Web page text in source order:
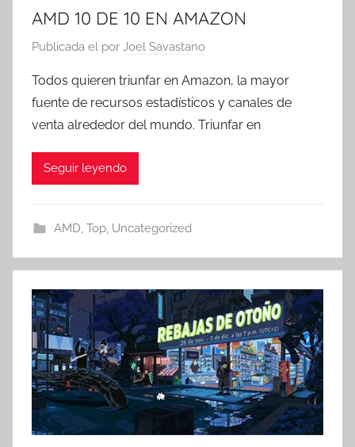
AMD 10 DE 10 EN AMAZON
Publicada el por Joel Savastano
Todos quieren triunfar en Amazon, la mayor
fuente de recursos estadísticos y canales de
venta alrededor del mundo. Triunfar en
Seguir leyendo
AMD, Top, Uncategorized